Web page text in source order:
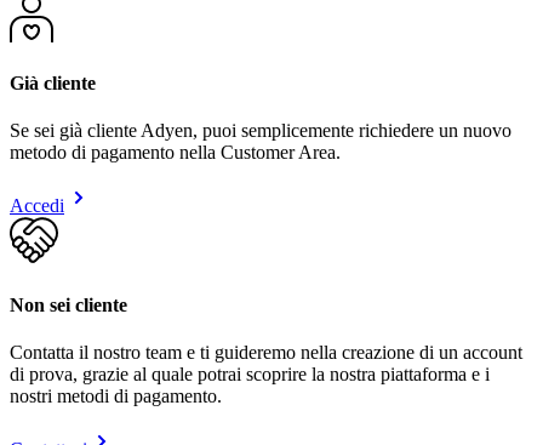
Già cliente
Se sei già cliente Adyen, puoi semplicemente richiedere un nuovo
metodo di pagamento nella Customer Area.
Accedi
Non sei cliente
Contatta il nostro team e ti guideremo nella creazione di un account
di prova, grazie al quale potrai scoprire la nostra piattaforma e i
nostri metodi di pagamento.